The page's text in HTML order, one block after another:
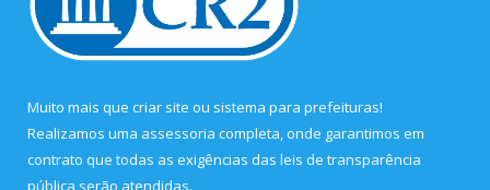
Muito mais que criar site ou sistema para prefeituras!
Realizamos uma assessoria completa, onde garantimos em
contrato que todas as exigências das leis de transparência
pública serão atendidas.